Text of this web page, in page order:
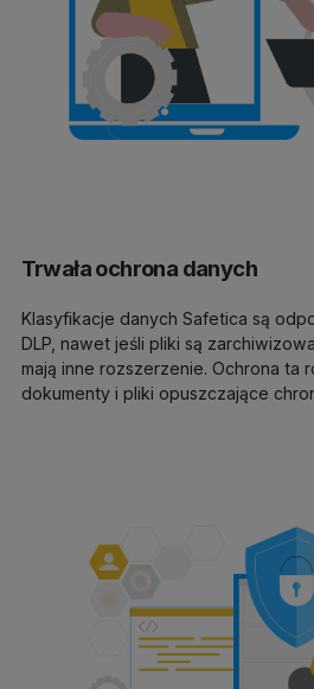
Trwała ochrona danych
Klasyfikacje danych Safetica są
DLP, nawet jeśli pliki są
mają inne rozszerzenie. Ochrona ta
dokumenty i pliki opuszczające